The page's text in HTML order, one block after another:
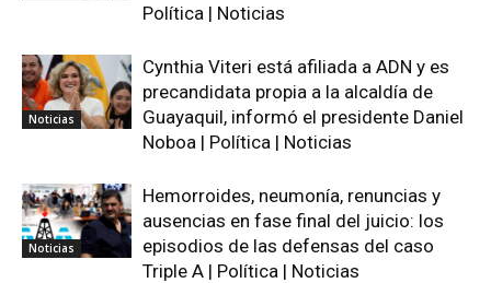
Política | Noticias
Noticias
Cynthia Viteri está afiliada a ADN y es
precandidata propia a la alcaldía de
Guayaquil, informó el presidente Daniel
Noboa | Política | Noticias
Noticias
Hemorroides, neumonía, renuncias y
ausencias en fase final del juicio: los
episodios de las defensas del caso
Triple A | Política | Noticias